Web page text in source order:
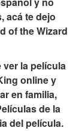
acá te dejo
of the Wizard
ver la película
online y
en familia,
de la
del película.